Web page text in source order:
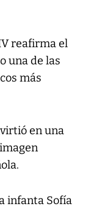
reafirma el
una de las
más
en una
infanta Sofía